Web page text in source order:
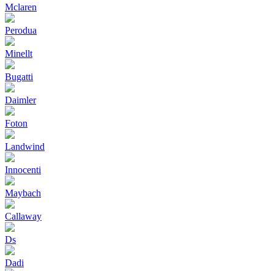
Mclaren
Perodua
Minellt
Bugatti
Daimler
Foton
Landwind
Innocenti
Maybach
Callaway
Ds
Dadi